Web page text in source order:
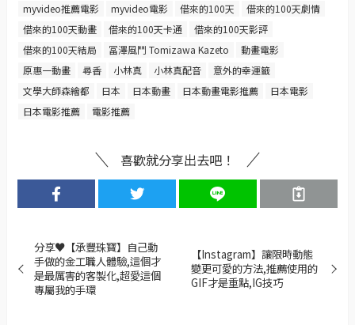
myvideo推薦電影
myvideo電影 借來的100天
借來的100天劇情
借來的100天動畫
借來的100天卡通
借來的100天影評
借來的100天結局
冨澤風鬥 Tomizawa Kazeto
動畫電影
原惠一動畫
尋香 小林真 小林真配音
意外的幸運籤
文學大師森繪都
日本 日本動畫 日本動畫電影推薦
日本電影
日本電影推薦
電影推薦
喜歡就分享出去吧！
分享♥【承豐珠寶】自己動
手做的金工職人體驗,這個才
是最厲害的客製化,超愛這個
專屬我的手環
【Instagram】讓限時動態
變更可愛的方法,推薦使用的
GIF才是重點,IG技巧